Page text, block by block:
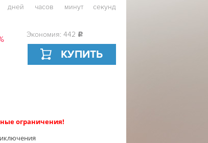
дней часов минут секунд
Экономия: 442 c
КУПИТЬ
ограничения!